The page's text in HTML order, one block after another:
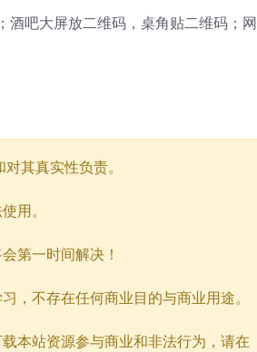
吧大屏放二维码，桌角贴二维码；网
其真实性负责。
用。
第一时间解决！
，不存在任何商业目的与商业用途。
本站资源参与商业和非法行为，请在